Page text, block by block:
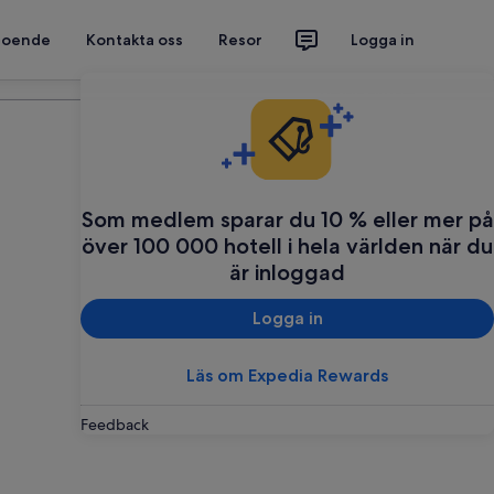
Kontakta oss Resor Logga in
Som medlem sparar du 10 % eller mer på
över 100 000 hotell i hela världen när du
är inloggad
Logga in
Läs om Expedia Rewards
Feedback